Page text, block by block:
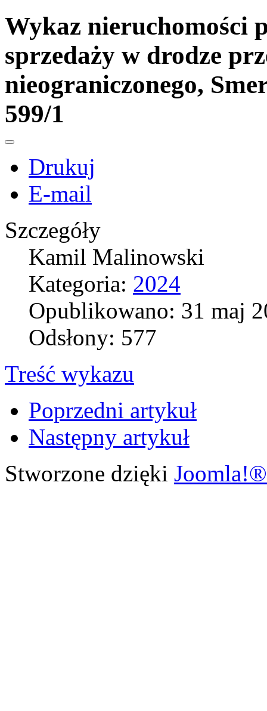
Wykaz nieruchomości
sprzedaży w drodze
nieograniczonego,
599/1
Drukuj
E-mail
Szczegóły
Kamil Malinowski
Kategoria: 2024
Opublikowano: 31 maj
Odsłony: 577
Treść wykazu
Poprzedni artykuł
Następny artykuł
Stworzone dzięki Joomla!®